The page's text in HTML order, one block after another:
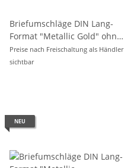
Briefumschläge DIN Lang-
Format "Metallic Gold" ohne
Fenster, 20er Pack
Preise nach Freischaltung als Händler
sichtbar
NEU